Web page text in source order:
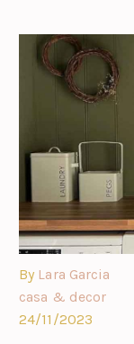
By Lara Garcia
casa & decor
24/11/2023